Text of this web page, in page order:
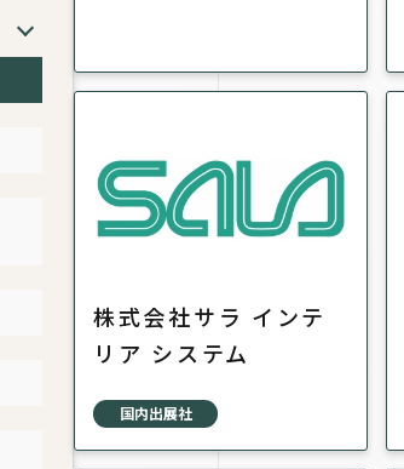
株式会社サラ インテ
リア システム
国内出展社